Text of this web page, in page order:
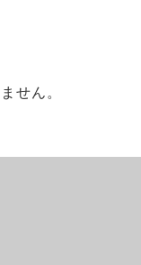
せん。